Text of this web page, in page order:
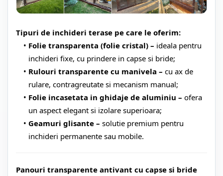
Tipuri de inchideri terase pe care le oferim:
Folie transparenta (folie cristal) – ideala pentru
inchideri fixe, cu prindere in capse si bride;
Rulouri transparente cu manivela – cu ax de
rulare, contragreutate si mecanism manual;
Folie incasetata in ghidaje de aluminiu – ofera
un aspect elegant si izolare superioara;
Geamuri glisante – solutie premium pentru
inchideri permanente sau mobile.
Panouri transparente antivant cu capse si bride